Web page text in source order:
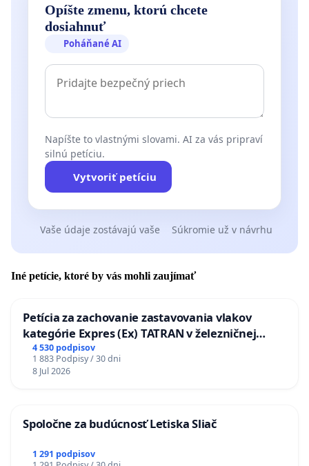
Opíšte zmenu, ktorú chcete
dosiahnuť
Poháňané AI
Napíšte to vlastnými slovami. AI za vás pripraví
silnú petíciu.
Vytvoriť petíciu
Vaše údaje zostávajú vaše Súkromie už v návrhu
Iné petície, ktoré by vás mohli zaujímať
Petícia za zachovanie zastavovania vlakov
kategórie Expres (Ex) TATRAN v železničnej
stanici Púchov
4 530 podpisov
1 883 Podpisy / 30 dni
8 Jul 2026
Spoločne za budúcnosť Letiska Sliač
1 291 podpisov